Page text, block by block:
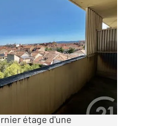
vendre
Appartement de
étage d'une